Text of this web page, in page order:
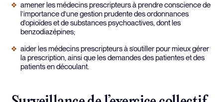
amener les médecins prescripteurs à prendre conscience de
l’importance d’une gestion prudente des ordonnances
d’opioïdes et de substances psychoactives, dont les
benzodiazépines;
aider les médecins prescripteurs à s’outiller pour mieux gérer
la prescription, ainsi que les demandes des patientes et des
patients en découlant.